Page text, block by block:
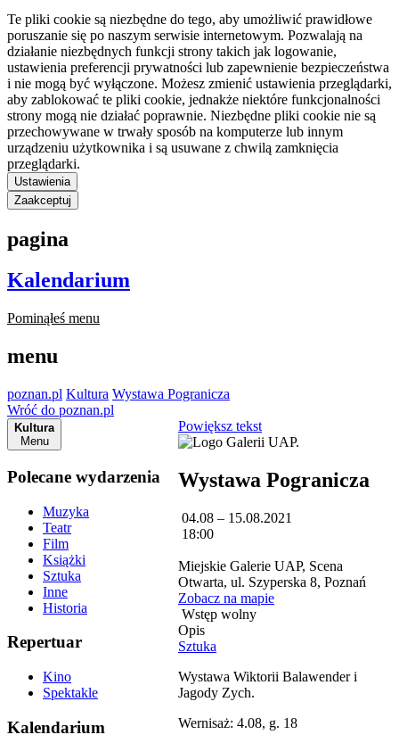
Te pliki cookie są niezbędne do tego, aby umożliwić prawidłowe
poruszanie się po naszym serwisie internetowym. Pozwalają na
działanie niezbędnych funkcji strony takich jak logowanie,
ustawienia preferencji prywatności lub zapewnienie bezpieczeństwa
i nie mogą być wyłączone. Możesz zmienić ustawienia przeglądarki,
aby zablokować te pliki cookie, jednakże niektóre funkcjonalności
strony mogą nie działać poprawnie. Niezbędne pliki cookie nie są
przechowywane w trwały sposób na komputerze lub innym
urządzeniu użytkownika i są usuwane z chwilą zamknięcia
przeglądarki.
Ustawienia
Zaakceptuj
pagina
Kalendarium
Pominąłeś menu
menu
poznan.pl Kultura Wystawa Pogranicza
Wróć do poznan.pl
Kultura
Menu
Polecane wydarzenia
Muzyka
Teatr
Film
Książki
Sztuka
Inne
Historia
Repertuar
Kino
Spektakle
Kalendarium
Powiększ tekst
Wystawa Pogranicza
04.08 – 15.08.2021
18:00
Miejskie Galerie UAP, Scena
Otwarta, ul. Szyperska 8, Poznań
Zobacz na mapie
Wstęp wolny
Opis
Sztuka
Wystawa Wiktorii Balawender i
Jagody Zych.
Wernisaż: 4.08, g. 18